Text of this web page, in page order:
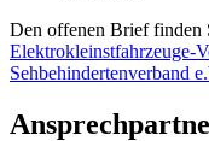
Den offenen Brief finden
Elektrokleinstfahrzeuge-
Sehbehindertenverband